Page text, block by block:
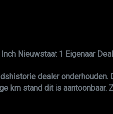
Nieuwstaat 1 Eigenaar
dealer
km stand dit is